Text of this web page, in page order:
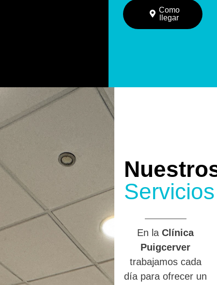
Como
llegar
Servicios
En laClínica
Puigcerver
trabajamos cada
día para ofrecer un